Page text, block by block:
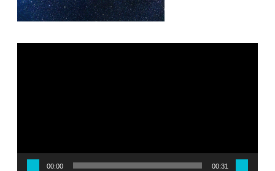
Reproductor
00:00 00:31